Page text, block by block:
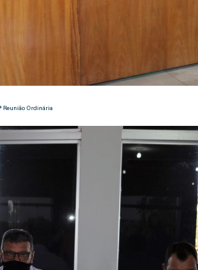
Reunião Ordinária